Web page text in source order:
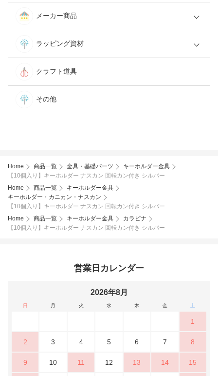
メーカー商品
ラッピング資材
クラフト道具
その他
Home 商品一覧 金具・基礎パーツ
キーホルダー金具
【10個入り】キーホルダー ナスカン 回転カン付き シルバー
Home
商品一覧
キーホルダー金具
キーホルダー・カニカン・ナスカン
【10個入り】キーホルダー ナスカン 回転カン付き シルバー
Home
商品一覧 キーホルダー金具
カラビナ
【10個入り】キーホルダー ナスカン 回転カン付き シルバー
営業日カレンダー
2026年8月
日 月 火 水 木 金 土
1
2 3 4 5 6 7 8
9 10 11 12 13 14 15